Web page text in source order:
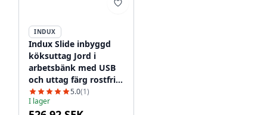
INDUX
Indux Slide inbyggd
köksuttag Jord i
arbetsbänk med USB
och uttag färg rostfritt
stål 1208957392
5.0(1)
I lager